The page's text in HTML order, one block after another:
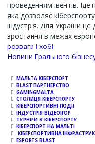
проведенням івентів.
яка дозволяє
індустрія. Для України
зростання в межах
розваги і хобі
Новини Грального
МАЛЬТА КІБЕРСПОРТ
BLAST ПАРТНЕРСТВО
GAMINGMALTA
СТОЛИЦЯ КІБЕРСПОРТУ
КІБЕРСПОРТИВНІ ПОДІЇ
ІНДУСТРІЯ ВІДЕОІГОР
ТУРНІРИ З КІБЕРСПОРТУ
КІБЕРСПОРТ НА МАЛЬТІ
КІБЕРСПОРТИВНА
ESPORTS BLAST